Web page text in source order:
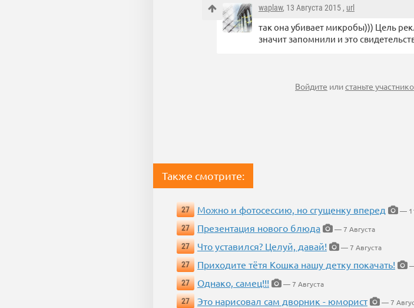
waplaw, 13 Августа 2015 , url
так она убивает микробы))) Цель
значит запомнили и это
Войдите илистаньте
Также смотрите:
27 Можно и фотосессию, но сгущенку вперед
—
27
Презентация нового блюда
— 7 Августа
27
Что уставился? Целуй, давай!
— 7 Августа
27
Приходите тётя Кошка нашу детку покачать!
27
Однако, самец!!!
— 7 Августа
27
Это нарисовал сам дворник - юморист
— 7